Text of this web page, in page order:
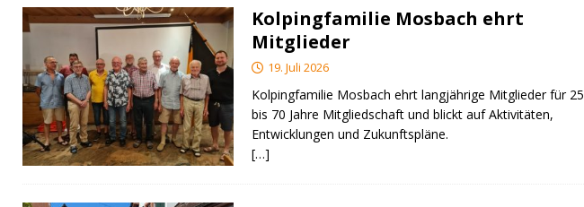
Kolpingfamilie Mosbach ehrt
Mitglieder
19. Juli 2026
Kolpingfamilie Mosbach ehrt langjährige Mitglieder für 25
bis 70 Jahre Mitgliedschaft und blickt auf Aktivitäten,
Entwicklungen und Zukunftspläne.
[…]